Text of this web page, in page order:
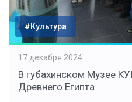
#Культура
17 декабря 2024
В губахинском Музее
Древнего Египта